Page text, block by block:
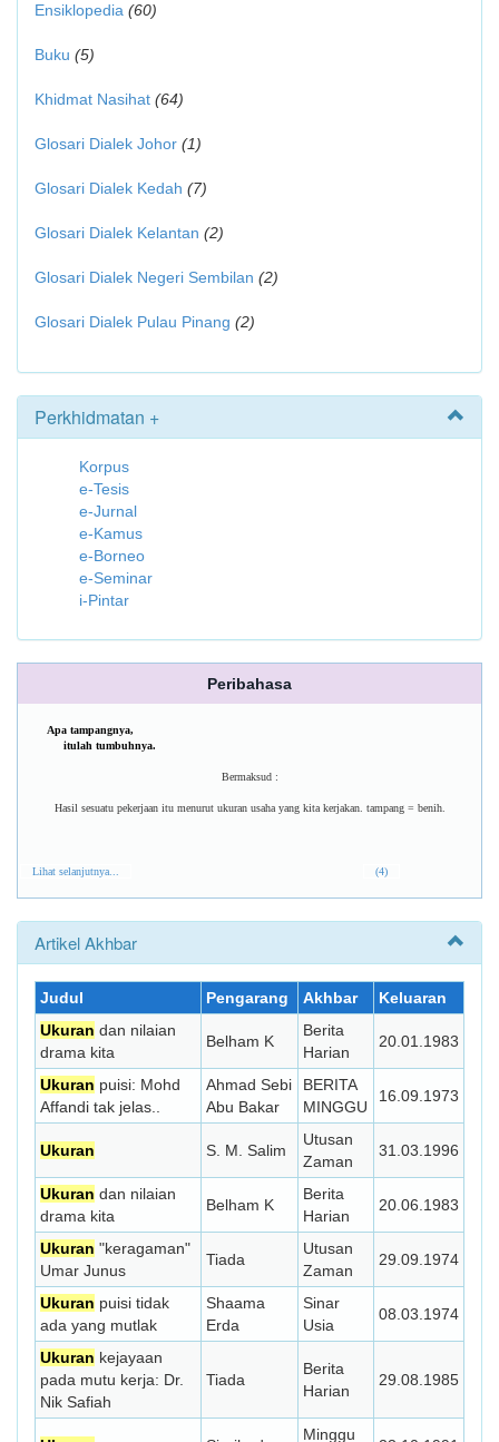
Ensiklopedia (60)
Buku (5)
Khidmat Nasihat (64)
Glosari Dialek Johor (1)
Glosari Dialek Kedah (7)
Glosari Dialek Kelantan (2)
Glosari Dialek Negeri Sembilan (2)
Glosari Dialek Pulau Pinang (2)
Perkhidmatan +
Korpus
e-Tesis
e-Jurnal
e-Kamus
e-Borneo
e-Seminar
i-Pintar
Peribahasa
Apa tampangnya,
itulah tumbuhnya.
Bermaksud :
Hasil sesuatu pekerjaan itu menurut ukuran usaha yang kita kerjakan. tampang = benih.
Lihat selanjutnya... (4)
Artikel Akhbar
Judul Pengarang Akhbar
Keluaran
Ukuran dan nilaian
drama kita
Belham K
Berita
Harian
20.01.1983
Ukuran puisi: Mohd
Affandi tak jelas..
Ahmad Sebi
Abu Bakar
BERITA
MINGGU
16.09.1973
Ukuran S. M. Salim
Utusan
Zaman
31.03.1996
Ukuran dan nilaian
drama kita
Belham K
Berita
Harian
20.06.1983
Ukuran "keragaman"
Umar Junus
Tiada
Utusan
Zaman
29.09.1974
Ukuran puisi tidak
ada yang mutlak
Shaama
Erda
Sinar
Usia
08.03.1974
Ukuran kejayaan
pada mutu kerja: Dr.
Nik Safiah
Tiada
Berita
Harian
29.08.1985
Minggu